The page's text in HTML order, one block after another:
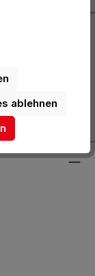
stets als Erster
ablehnen